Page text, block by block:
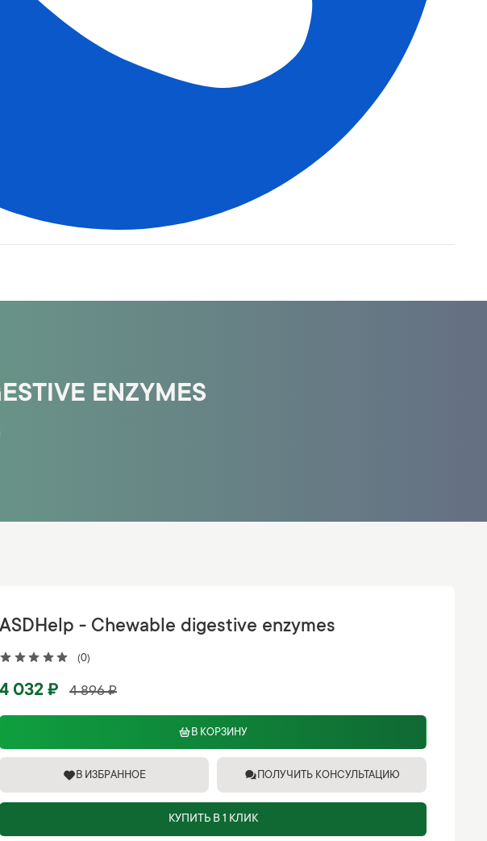
ENZYMES
(0)
ASDHelp - Chewable digestive enzymes
4 032 ₽ 4 896 ₽
В КОРЗИНУ
В ИЗБРАННОЕ ПОЛУЧИТЬ КОНСУЛЬТАЦИЮ
КУПИТЬ В 1 КЛИК